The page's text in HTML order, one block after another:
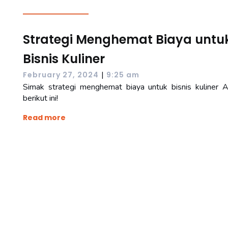
Strategi Menghemat Biaya
Bisnis Kuliner
February 27, 2024 | 9:25 am
Simak strategi menghemat biaya untuk bisnis kuliner
berikut ini!
Read more